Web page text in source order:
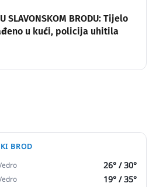
SLAVONSKOM BRODU: Tijelo
u kući, policija uhitila
BROD
26° /30°
19° /35°